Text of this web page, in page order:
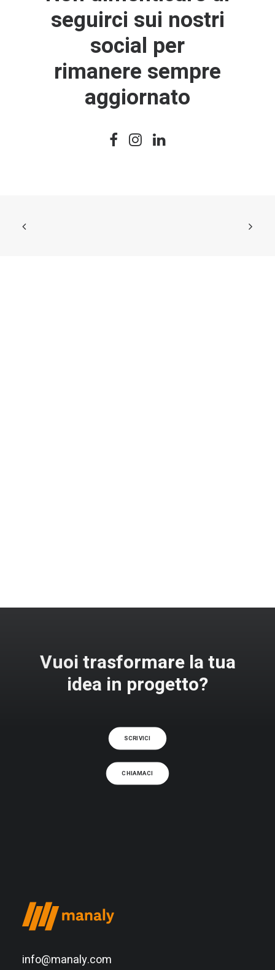
seguirci sui nostri
social per
rimanere sempre
aggiornato
Vuoi trasformare la tua
idea in progetto?
SCRIVICI
CHIAMACI
info@manaly.com